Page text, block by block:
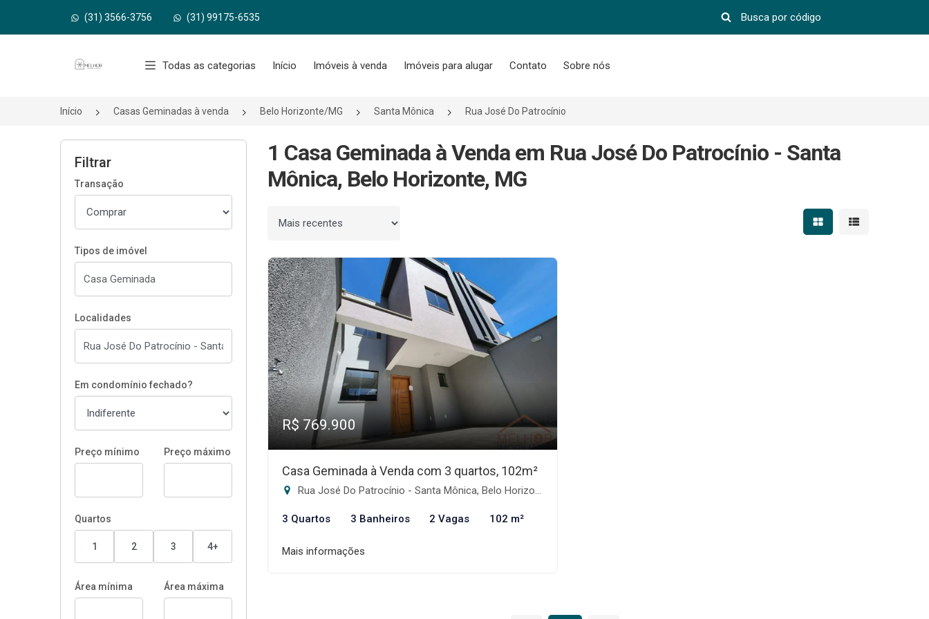
(31) 3566-3756 (31) 99175-6535
Página inicial
Todas as categorias Início Imóveis à venda Imóveis para alugar Contato Sobre nós
Início Casas Geminadas à venda Belo Horizonte/MG Santa Mônica Rua José Do Patrocínio
Filtrar
Transação
Tipos de imóvel
Localidades
Em condomínio fechado?
Preço mínimo Preço máximo
Quartos
1 2 3 4+
Área mínima Área máxima
1 Casa Geminada à Venda em Rua José Do Patrocínio - Santa
Mônica, Belo Horizonte, MG
Ordenar por Mostrar resultados em
Mostrar
R$ 769.900
Casa Geminada à Venda com 3 quartos, 102m²
Rua José Do Patrocínio - Santa Mônica, Belo Horizonte-MG
3 Quartos 3 Banheiros 2 Vagas 102 m²
Mais informações